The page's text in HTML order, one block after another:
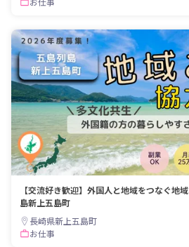
【交流好き歓迎】外国人と地域をつなぐ地
島新上五島町
長崎県新上五島町
お仕事